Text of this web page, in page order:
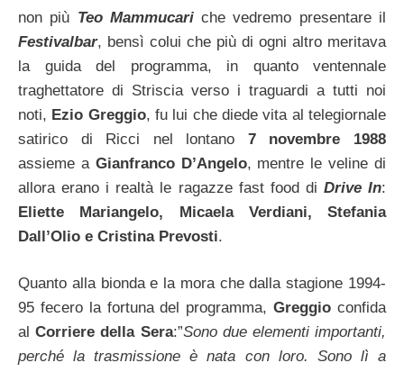
non più Teo Mammucariche vedremo presentare il
Festivalbar, bensì colui che più di ogni altro meritava
la guida del programma, in quanto ventennale
traghettatore di Striscia verso i traguardi a tutti noi
noti, Ezio Greggio, fu lui che diede vita al telegiornale
satirico di Ricci nel lontano 7 novembre 1988
assieme a Gianfranco D’Angelo, mentre le veline di
allora erano i realtà le ragazze fast food di Drive In:
Eliette Mariangelo, Micaela Verdiani, Stefania
Dall’Olio e Cristina Prevosti.
Quanto alla bionda e la mora che dalla stagione 1994-
95 fecero la fortuna del programma,Greggio confida
alCorriere della Sera:”Sono due elementi importanti,
perché la trasmissione è nata con loro. Sono lì a